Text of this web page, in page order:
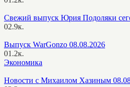
Свежий выпуск Юрия Подоляки
02.9к.
Выпуск WarGonzo 08.08.2026
01.2к.
Экономика
Новости с Михаилом Хазиным